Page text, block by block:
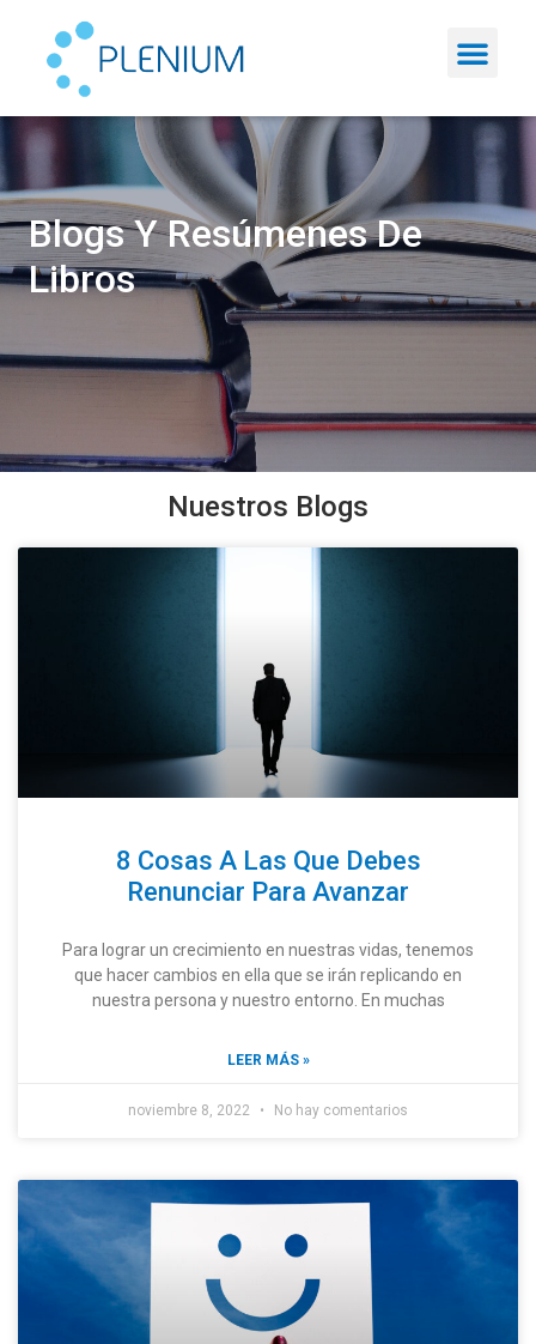
Blogs Y Resúmenes De
Libros
Nuestros Blogs
8 Cosas A Las Que Debes
Renunciar Para Avanzar
Para lograr un crecimiento en nuestras vidas, tenemos
que hacer cambios en ella que se irán replicando en
nuestra persona y nuestro entorno. En muchas
LEER MÁS »
noviembre 8, 2022 No hay comentarios